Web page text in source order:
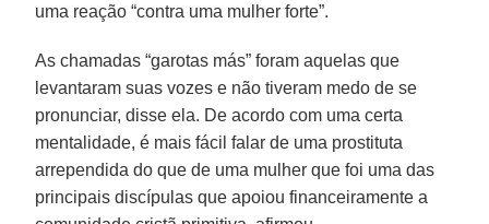
uma reação “contra uma mulher forte”.
As chamadas “garotas más” foram aquelas que
levantaram suas vozes e não tiveram medo de se
pronunciar, disse ela. De acordo com uma certa
mentalidade, é mais fácil falar de uma prostituta
arrependida do que de uma mulher que foi uma das
principais discípulas que apoiou financeiramente a